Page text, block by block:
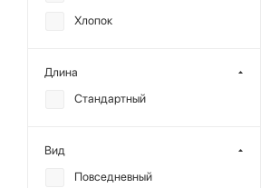
Хлопок
Длина
Стандартный
Вид
Повседневный